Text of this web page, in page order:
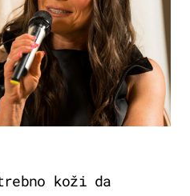
koži da